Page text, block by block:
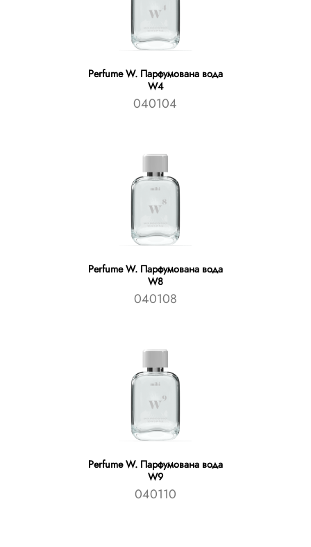
Perfume W. Парфумована вода
W4
040104
Perfume W. Парфумована вода
W8
040108
Perfume W. Парфумована вода
W9
040110